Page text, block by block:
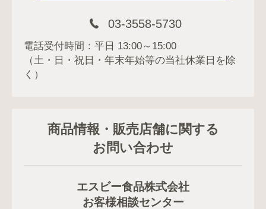
03-3558-5730
電話受付時間：平日 13:00～15:00
（土・日・祝日・年末年始等の当社休業日を除
く）
商品情報・販売店舗に関する
お問い合わせ
エスビー食品株式会社
お客様相談センター